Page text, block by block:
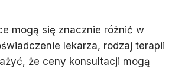
mogą się znacznie różnić w
lekarza, rodzaj terapii
że ceny konsultacji mogą